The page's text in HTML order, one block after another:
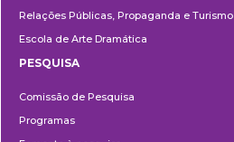
Relações Públicas, Propaganda e Turismo
Escola de Arte Dramática
PESQUISA
Comissão de Pesquisa
Programas